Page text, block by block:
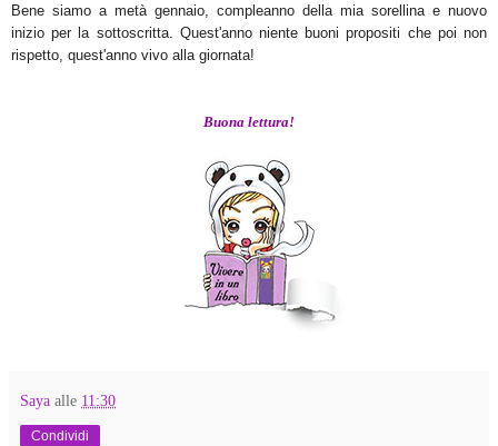
Bene siamo a metà gennaio, compleanno della mia sorellina e nuovo
inizio per la sottoscritta. Quest'anno niente buoni propositi che poi non
rispetto, quest'anno vivo alla giornata!
Buona lettura!
Saya alle 11:30
Condividi